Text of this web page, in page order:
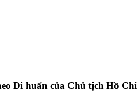
Di huấn của Chủ tịch Hồ